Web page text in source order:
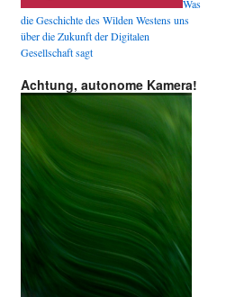
Was
die Geschichte des Wilden Westens uns
über die Zukunft der Digitalen
Gesellschaft sagt
Achtung, autonome Kamera!